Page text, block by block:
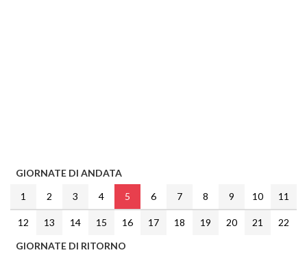
GIORNATE DI ANDATA
1
2 3 4 5 6 7 8 9 10 11
12 13 14 15 16 17 18 19 20 21
22
GIORNATE DI RITORNO